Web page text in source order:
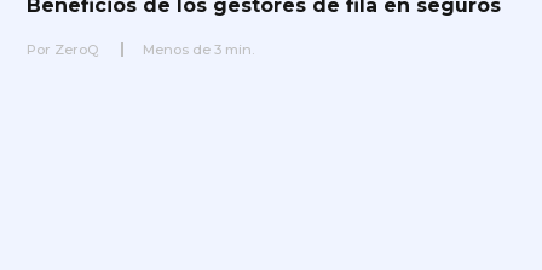
Beneficios de los gestores de fila en seguros
Por ZeroQ Menos de 3 min.